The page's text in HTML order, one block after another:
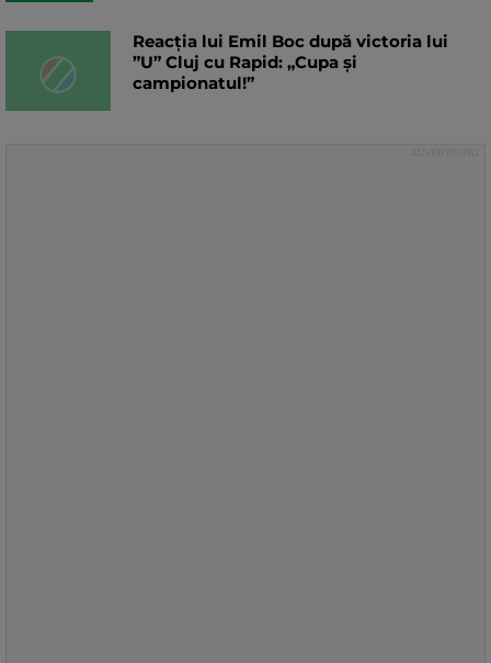
Reacția lui Emil Boc după victoria lui
”U” Cluj cu Rapid: „Cupa şi
campionatul!”